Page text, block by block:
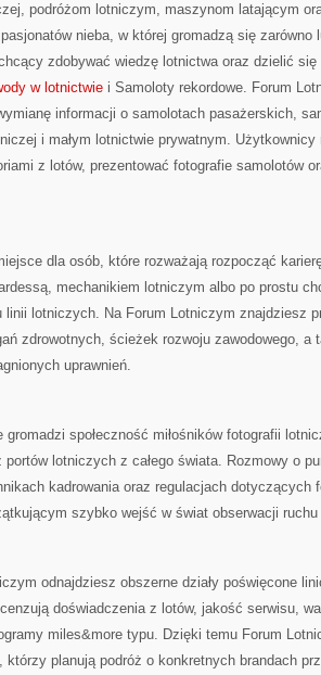
podróżom lotniczym, maszynom latającym
nieba, w której gromadzą się
zdobywać wiedzę lotnictwa oraz dzielić się
w lotnictwie i Samoloty rekordowe. Forum
informacji o samolotach pasażerskich,
i małym lotnictwie prywatnym.
z lotów, prezentować fotografie samolotów
dla osób, które rozważają rozpocząć
mechanikiem lotniczym albo po prostu
linii lotniczych. Na Forum Lotniczym znajdziesz
zdrowotnych, ścieżek rozwoju zawodowego, a
uprawnień.
gromadzi społeczność miłośników fotografii
portów lotniczych z całego świata. Rozmowy o
kadrowania oraz regulacjach dotyczących
szybko wejść w świat obserwacji
odnajdziesz obszerne działy poświęcone
doświadczenia z lotów, jakość serwisu,
miles&more typu. Dzięki temu Forum
planują podróż o konkretnych brandach